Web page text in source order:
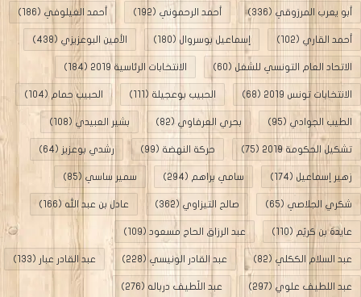
أبو يعرب المرزوقي(336) أحمد الرحموني(192) أحمد الغيلوفي(186)
أحمد القاري (102) إسماعيل بوسروال (180) الأمين البوعزيزي (438)
الاتحاد العام التونسي للشغل (60) الانتخابات الرئاسية 2019 (184)
الانتخابات تونس 2019 (68) الحبيب بوعجيلة(111) الحبيب حمام (104)
الطيب الجوادي (95) بحري العرفاوي (82) بشير العبيدي(108)
تشكيل الحكومة 2019 (75) حركة النهضة(99) رشدي بوعزيز (64)
زهير إسماعيل (174) سامي براهم (294) سمير ساسي(85)
شكري الجلاصي(65) صالح التيزاوي (362) عادل بن عبد الله(166)
عايدة بن كريّم (110) عبد الرزاق الحاج مسعود(109)
عبد السلام الككلي(82) عبد القادر الونيسي(228) عبد القادر عبار (133)
عبد اللطيف علوي(297) عبد اللّطيف درباله(276)